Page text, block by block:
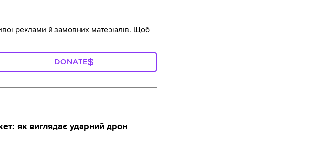
реклами й замовних матеріалів. Щоб
DONATE
як виглядає ударний дрон